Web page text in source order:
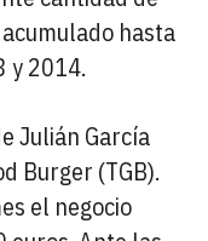
hasta
y 2014.
Julián García
Burger (TGB).
el negocio